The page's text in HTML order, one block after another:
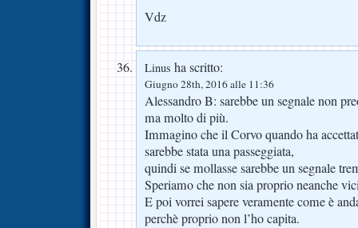
Vdz
Linus ha scritto:
Giugno 28th, 2016 alle 11:36
Alessandro B: sarebbe un segnale non
ma molto di più.
Immagino che il Corvo quando ha
sarebbe stata una passeggiata,
quindi se mollasse sarebbe un segnale
Speriamo che non sia proprio neanche
E poi vorrei sapere veramente come è
perchè proprio non l’ho capita.